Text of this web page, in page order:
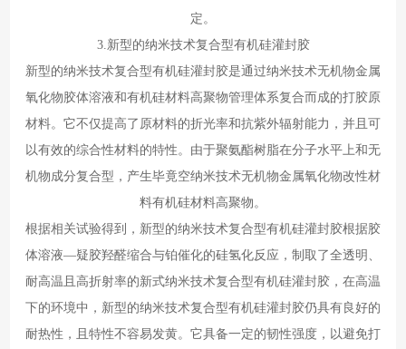
定。
3.新型的纳米技术复合型有机硅灌封胶
新型的纳米技术复合型有机硅灌封胶是通过纳米技术无机物金属
氧化物胶体溶液和有机硅材料高聚物管理体系复合而成的打胶原
材料。它不仅提高了原材料的折光率和抗紫外辐射能力，并且可
以有效的综合性材料的特性。由于聚氨酯树脂在分子水平上和无
机物成分复合型，产生毕竟空纳米技术无机物金属氧化物改性材
料有机硅材料高聚物。
根据相关试验得到，新型的纳米技术复合型有机硅灌封胶根据胶
体溶液—疑胶羟醛缩合与铂催化的硅氢化反应，制取了全透明、
耐高温且高折射率的新式纳米技术复合型有机硅灌封胶，在高温
下的环境中，新型的纳米技术复合型有机硅灌封胶仍具有良好的
耐热性，且特性不容易发黄。它具备一定的韧性强度，以避免打